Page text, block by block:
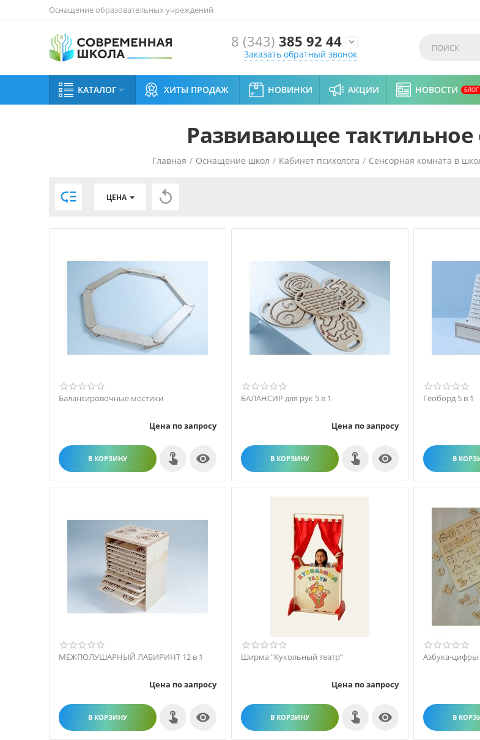
Оснащение образовательных учреждений
8 (343) 385 92 44 
Заказать обратный звонок
КАТАЛОГ  ХИТЫ ПРОДАЖ НОВИНКИ АКЦИИ НОВОСТИ БЛОГ
Развивающее тактильное
Главная / Оснащение школ / Кабинет психолога / Сенсорная комната в
 ЦЕНА 
Балансировочные мостики
Цена по запросу
В КОРЗИНУ 
БАЛАНСИР для рук 5 в 1
Цена по запросу
В КОРЗИНУ 
Геоборд 5 в 1
В
МЕЖПОЛУШАРНЫЙ ЛАБИРИНТ 12 в 1
Цена по запросу
В КОРЗИНУ 
Ширма “Кукольный театр”
Цена по запросу
В КОРЗИНУ 
Азбука-цифры
В